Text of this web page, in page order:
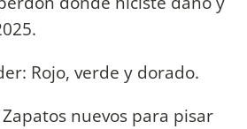
Rojo, verde y dorado.
nuevos para pisar